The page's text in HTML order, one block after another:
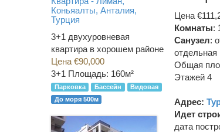
Цена
Комнаты:
Санузел:
отдельная
Общая
Этажей 4
Адрес:
Идет
дата
Коньяалты, Анталия,
Турция
3+1 двухуровневая
квартира в хорошем районе
Цена €90,000
3+1 Площадь: 160м²
Парковка Бассейн
Видовая
До моря 500м